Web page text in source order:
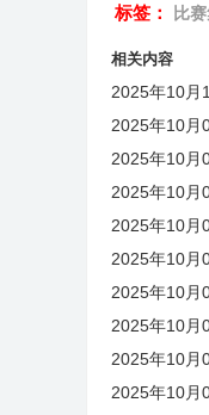
标签： 比
相关内容
2025年10月
2025年10月
2025年10月
2025年10月
2025年10月
2025年10月
2025年10月
2025年10月
2025年10月
2025年10月